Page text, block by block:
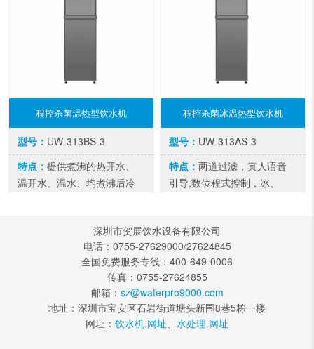
程控杀菌温热型饮水机
型号： UW-313BS-3
特点： 提供煮沸的热开水、
温开水、温水、均煮沸后冷
程控杀菌冰温热型饮水机
型号： UW-313AS-3
特点：两道过滤，真人语音
引导,数位程式控制，冰、
杀菌流程，可依需求设定每
周1-7次杀菌，彻底清洁。
深圳市贺展饮水设备有限公司
电话：0755-27629000/27624845
全国免费服务专线：400-649-0006
传真：0755-27624855
邮箱： sz@waterpro9000.com
地址：深圳市宝安区石岩街道塘头新围8巷5栋一楼
网址： 饮水机.网址、 水处理.网址